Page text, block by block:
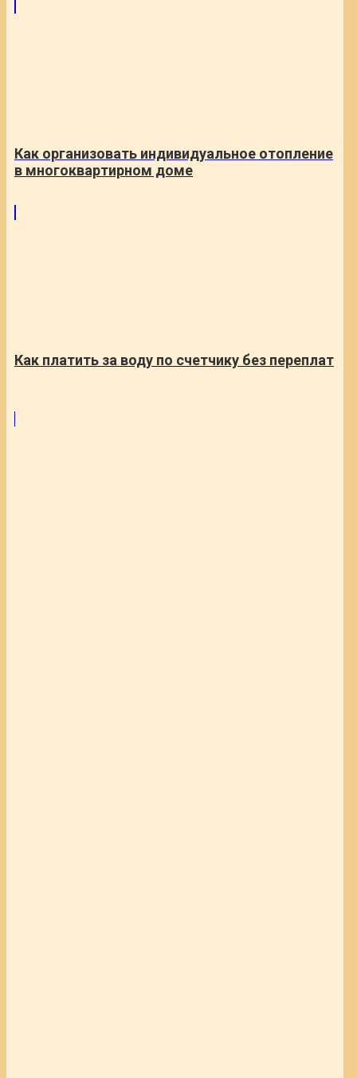
Как организовать индивидуальное отопление
в многоквартирном доме
Как платить за воду по счетчику без переплат